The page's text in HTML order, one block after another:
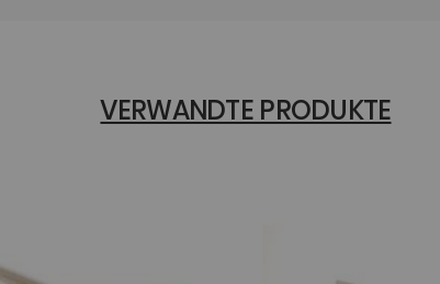
VERWANDTE PRODUKTE